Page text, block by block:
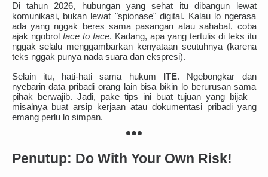
Di tahun 2026, hubungan yang sehat itu dibangun lewat
komunikasi, bukan lewat "spionase" digital. Kalau lo ngerasa
ada yang nggak beres sama pasangan atau sahabat, coba
ajak ngobrol face to face. Kadang, apa yang tertulis di teks itu
nggak selalu menggambarkan kenyataan seutuhnya (karena
teks nggak punya nada suara dan ekspresi).
Selain itu, hati-hati sama hukum ITE. Ngebongkar dan
nyebarin data pribadi orang lain bisa bikin lo berurusan sama
pihak berwajib. Jadi, pake tips ini buat tujuan yang bijak—
misalnya buat arsip kerjaan atau dokumentasi pribadi yang
emang perlu lo simpan.
Penutup: Do With Your Own Risk!